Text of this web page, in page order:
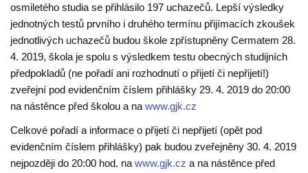
osmiletého studia se přihlásilo 197 uchazečů. Lepší výsledky
jednotných testů prvního i druhého termínu přijímacích zkoušek
jednotlivých uchazečů budou škole zpřístupněny Cermatem 28.
4. 2019, škola je spolu s výsledkem testu obecných studijních
předpokladů (ne pořadí ani rozhodnutí o přijetí či nepřijetí!)
zveřejní pod evidenčním číslem přihlášky 29. 4. 2019 do 20:00
na nástěnce před školou a nawww.gjk.cz
Celkové pořadí a informace o přijetí či nepřijetí (opět pod
evidenčním číslem přihlášky) pak budou zveřejněny 30. 4. 2019
nejpozději do 20:00 hod. nawww.gjk.cz a na nástěnce před